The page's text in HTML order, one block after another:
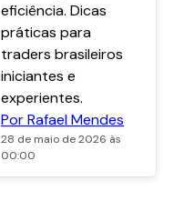
eficiência. Dicas
práticas para
traders brasileiros
iniciantes e
experientes.
Por Rafael Mendes
28 de maio de 2026 às
00:00